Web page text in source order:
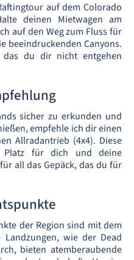
auf dem Colorado
deinen Mietwagen am
auf den Weg zum Fluss für
beeindruckenden Canyons.
das du dir nicht entgehen
sicher zu erkunden und
empfehle ich dir einen
Allradantrieb (4x4). Diese
Platz für dich und deine
all das Gepäck, das du für
der Region sind mit dem
Landzungen, wie der Dead
bieten atemberaubende